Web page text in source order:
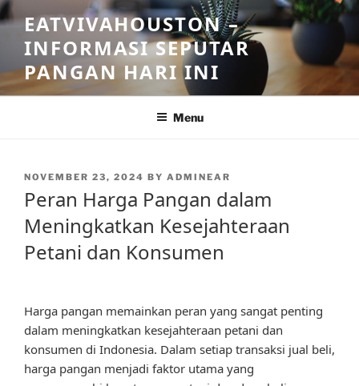
Skip
to
content
EATVIVAHOUSTON –
INFORMASI SEPUTAR
PANGAN HARI INI
Menu
POSTED
NOVEMBER 23, 2024 BY ADMINEAR
Peran Harga Pangan dalam
Meningkatkan Kesejahteraan
Petani dan Konsumen
Harga pangan memainkan peran yang sangat penting
dalam meningkatkan kesejahteraan petani dan
konsumen di Indonesia. Dalam setiap transaksi jual beli,
harga pangan menjadi faktor utama yang